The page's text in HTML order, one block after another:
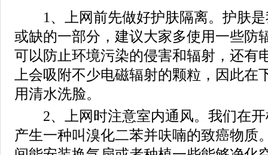
1、上网前先做好护肤隔离。护肤是
或缺的一部分，建议大家多使用一些防
可以防止环境污染的侵害和辐射，还有
上会吸附不少电磁辐射的颗粒，因此在
用清水洗脸。
2、上网时注意室内通风。我们在开
产生一种叫溴化二苯并呋喃的致癌物质